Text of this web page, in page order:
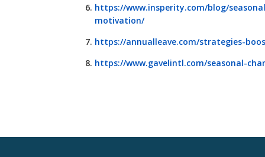
https://www.insperity.com/blog/
motivation/
https://annualleave.com/strategies-
https://www.gavelintl.com/seasonal-